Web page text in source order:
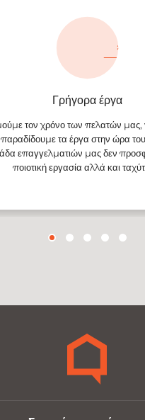
Γρήγορα έργα
τον χρόνο των πελατών μας,
τα έργα στην ώρα
επαγγελματιών μας δεν
ποιοτική εργασία αλλά και